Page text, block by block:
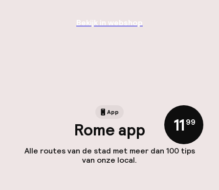
Bekijk in webshop
App
Rome app
Alle routes van de stad met meer dan 100 tips
van onze local.
11 ,99